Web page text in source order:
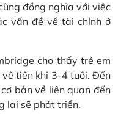
đồng nghĩa với việc
vấn đề về tài chính ở
cho thấy trẻ em
tiền khi 3-4 tuổi. Đến
bản về liên quan đến
lai sẽ phát triển.